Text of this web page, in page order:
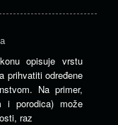
opisuje vrstu
prihvatiti određene
Na primer,
i porodica) može
raz